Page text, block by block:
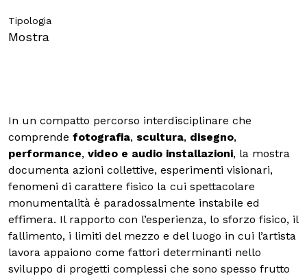
Visita il Mart in totale sicurezza: le nostre norme COVID-19
Tipologia
Mostra
In un compatto percorso interdisciplinare che
comprende fotografia, scultura, disegno,
performance, video e audio installazioni, la mostra
documenta azioni collettive, esperimenti visionari,
fenomeni di carattere fisico la cui spettacolare
monumentalità è paradossalmente instabile ed
effimera. Il rapporto con l’esperienza, lo sforzo fisico, il
fallimento, i limiti del mezzo e del luogo in cui l’artista
lavora appaiono come fattori determinanti nello
sviluppo di progetti complessi che sono spesso frutto